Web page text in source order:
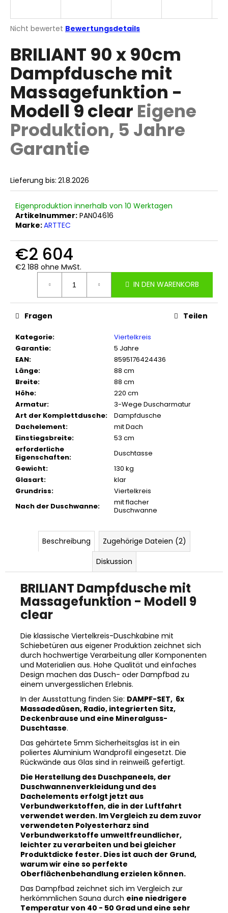
Die
Produktbewertung
ist
0,0
von
5
Sternen.
Nicht bewertet Bewertungsdetails
BRILIANT 90 x 90cm
Dampfdusche mit
Massagefunktion -
Modell 9 clear Eigene
Produktion, 5 Jahre
Garantie
Lieferung bis: 21.8.2026
Eigenproduktion innerhalb von 10 Werktagen
Artikelnummer: PAN04616
Marke:ARTTEC
€2 604
€2 188 ohne MwSt.
Verkaufspreis:
IN DEN WARENKORB
Kategorie:
Viertelkreis
Garantie:
5 Jahre
EAN:
8595176424436
Länge:
88 cm
Breite:
88 cm
Höhe:
220 cm
Armatur:
3-Wege Duscharmatur
Art der Komplettdusche:
Dampfdusche
Dachelement:
mit Dach
Einstiegsbreite:
53 cm
erforderliche
Eigenschaften:
Duschtasse
Gewicht:
130 kg
Glasart:
klar
Grundriss:
Viertelkreis
Nach der Duschwanne:
mit flacher
Duschwanne
Fragen Teilen
Beschreibung
Zugehörige Dateien (2)
Diskussion
BRILIANT Dampfdusche mit
Massagefunktion - Modell 9
clear
Die klassische Viertelkreis-Duschkabine mit
Schiebetüren aus eigener Produktion zeichnet sich
durch hochwertige Verarbeitung aller Komponenten
und Materialien aus. Hohe Qualität und einfaches
Design machen das Dusch- oder Dampfbad zu
einem unvergesslichen Erlebnis.
In der Ausstattung finden Sie: DAMPF-SET, 6x
Massadedüsen, Radio, integrierten Sitz,
Deckenbrause und eine Mineralguss-
Duschtasse.
Das gehärtete 5mm Sicherheitsglas ist in ein
poliertes Aluminium Wandprofil eingesetzt. Die
Rückwände aus Glas sind in reinweiß gefertigt.
Die Herstellung des Duschpaneels, der
Duschwannenverkleidung und des
Dachelements erfolgt jetzt aus
Verbundwerkstoffen, die in der Luftfahrt
verwendet werden. Im Vergleich zu dem zuvor
verwendeten Polyesterharz sind
Verbundwerkstoffe umweltfreundlicher,
leichter zu verarbeiten und bei gleicher
Produktdicke fester. Dies ist auch der Grund,
warum wir eine so perfekte
Oberflächenbehandlung erzielen können.
Das Dampfbad zeichnet sich im Vergleich zur
herkömmlichen Sauna durch eine niedrigere
Temperatur von 40 - 50 Grad und eine sehr
W
r
e
m
p
f
l
e
n